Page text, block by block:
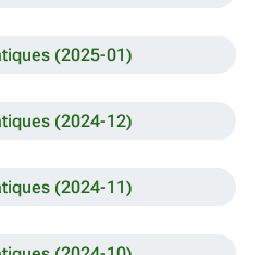
(2025-01)
(2024-12)
(2024-11)